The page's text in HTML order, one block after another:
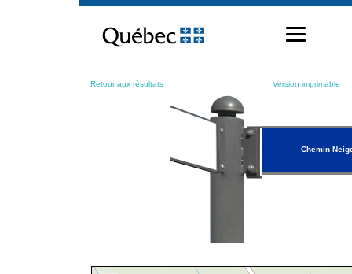
contenu
Retour aux résultats Version imprimable
Chemin